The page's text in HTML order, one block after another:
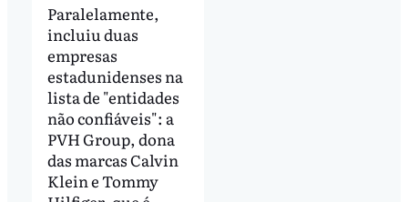
Paralelamente,
incluiu duas
empresas
estadunidenses na
lista de "entidades
não confiáveis": a
PVH Group, dona
das marcas Calvin
Klein e Tommy